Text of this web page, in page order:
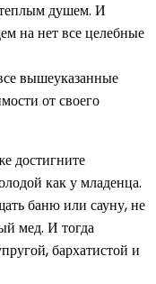
душем. И
на нет все целебные
вышеуказанные
от своего
достигните
как у младенца.
баню или сауну, не
мед. И тогда
бархатистой и